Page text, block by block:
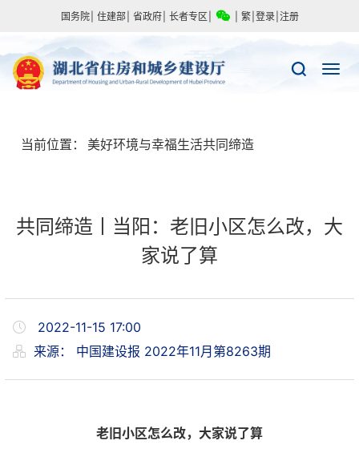
国务院 住建部 省政府 长者专区 繁 登录 注册
当前位置： 美好环境与幸福生活共同缔造
共同缔造丨当阳：老旧小区怎么改，大
家说了算
2022-11-15 17:00
来源： 中国建设报 2022年11月第8263期
老旧小区怎么改，大家说了算